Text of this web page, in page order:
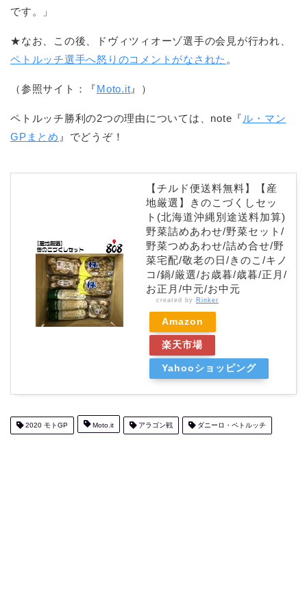
です。」
★なお、この後、ドヴィツィオーゾ選手の会見が行われ、
ペトルッチ選手へ怒りのコメントがなされた 。
（参照サイト：『Moto.it 』）
ペトルッチ勝利の2つの理由については、note『 ル・マン
GPまとめ 』でどうぞ！
【チルド便送料無料】【産
地厳選】きのこづくしセッ
ト(北海道沖縄別途送料加算)
野菜詰めあわせ/野菜セット/
野菜つめあわせ/詰め合せ/野
菜宅配/敬老の日/きのこ/キノ
コ/鍋/厳選/お歳暮/歳暮/正月/
お正月/中元/お中元
created by Rinker
Amazon
楽天市場
Yahooショッピング
2020 モトGP Moto.it アラゴン戦 ダニーロ・ペトルッチ